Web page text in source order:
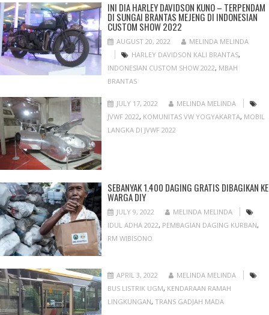
INI DIA HARLEY DAVIDSON KUNO – TERPENDAM
DI SUNGAI BRANTAS MEJENG DI INDONESIAN
CUSTOM SHOW 2022
AUGUST 20, 2022
MELINDA MELINDA
HARLEY DAVIDSON KALI BRANTAS,
INDONESIAN CUSTOM SHOW 2022, MBAH
BRANTAS
JULY 17, 2022
MELINDA MELINDA
JVWF 2022, KOMUNITAS VW YOGYAKARTA, MOBIL
LANGKA DI JVWF 2022
SEBANYAK 1.400 DAGING GRATIS DIBAGIKAN KE
WARGA DIY
JULY 9, 2022
MELINDA MELINDA
IDUL ADHA 2022, PEMBAGIAN DAGING KURBAN,
RM WIBISONO
APRIL 3, 2022
MELINDA MELINDA
BUS LISTRIK UGM, KENDARAAN RAMAH
LINGKUNGAN,TRANS GADJAH MADA